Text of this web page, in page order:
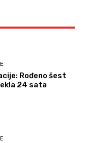
Rođeno šest
24 sata